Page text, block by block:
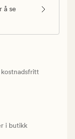
å se
i butikk